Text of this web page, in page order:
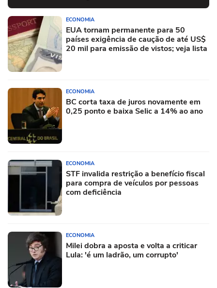
ECONOMIA
EUA tornam permanente para 50
países exigência de caução de até US$
20 mil para emissão de vistos; veja lista
ECONOMIA
BC corta taxa de juros novamente em
0,25 ponto e baixa Selic a 14% ao ano
ECONOMIA
STF invalida restrição a benefício fiscal
para compra de veículos por pessoas
com deficiência
ECONOMIA
Milei dobra a aposta e volta a criticar
Lula: 'é um ladrão, um corrupto'